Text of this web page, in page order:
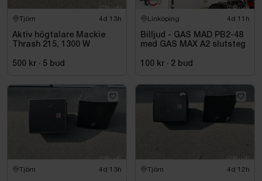
Tjörn 4d 13h
Aktiv högtalare Mackie
Thrash 215, 1300 W
500 kr · 5 bud
Linköping 4d 11h
Billjud - GAS MAD PB2-48
med GAS MAX A2 slutsteg
100 kr · 2 bud
Tjörn 4d 13h Tjörn 4d 12h